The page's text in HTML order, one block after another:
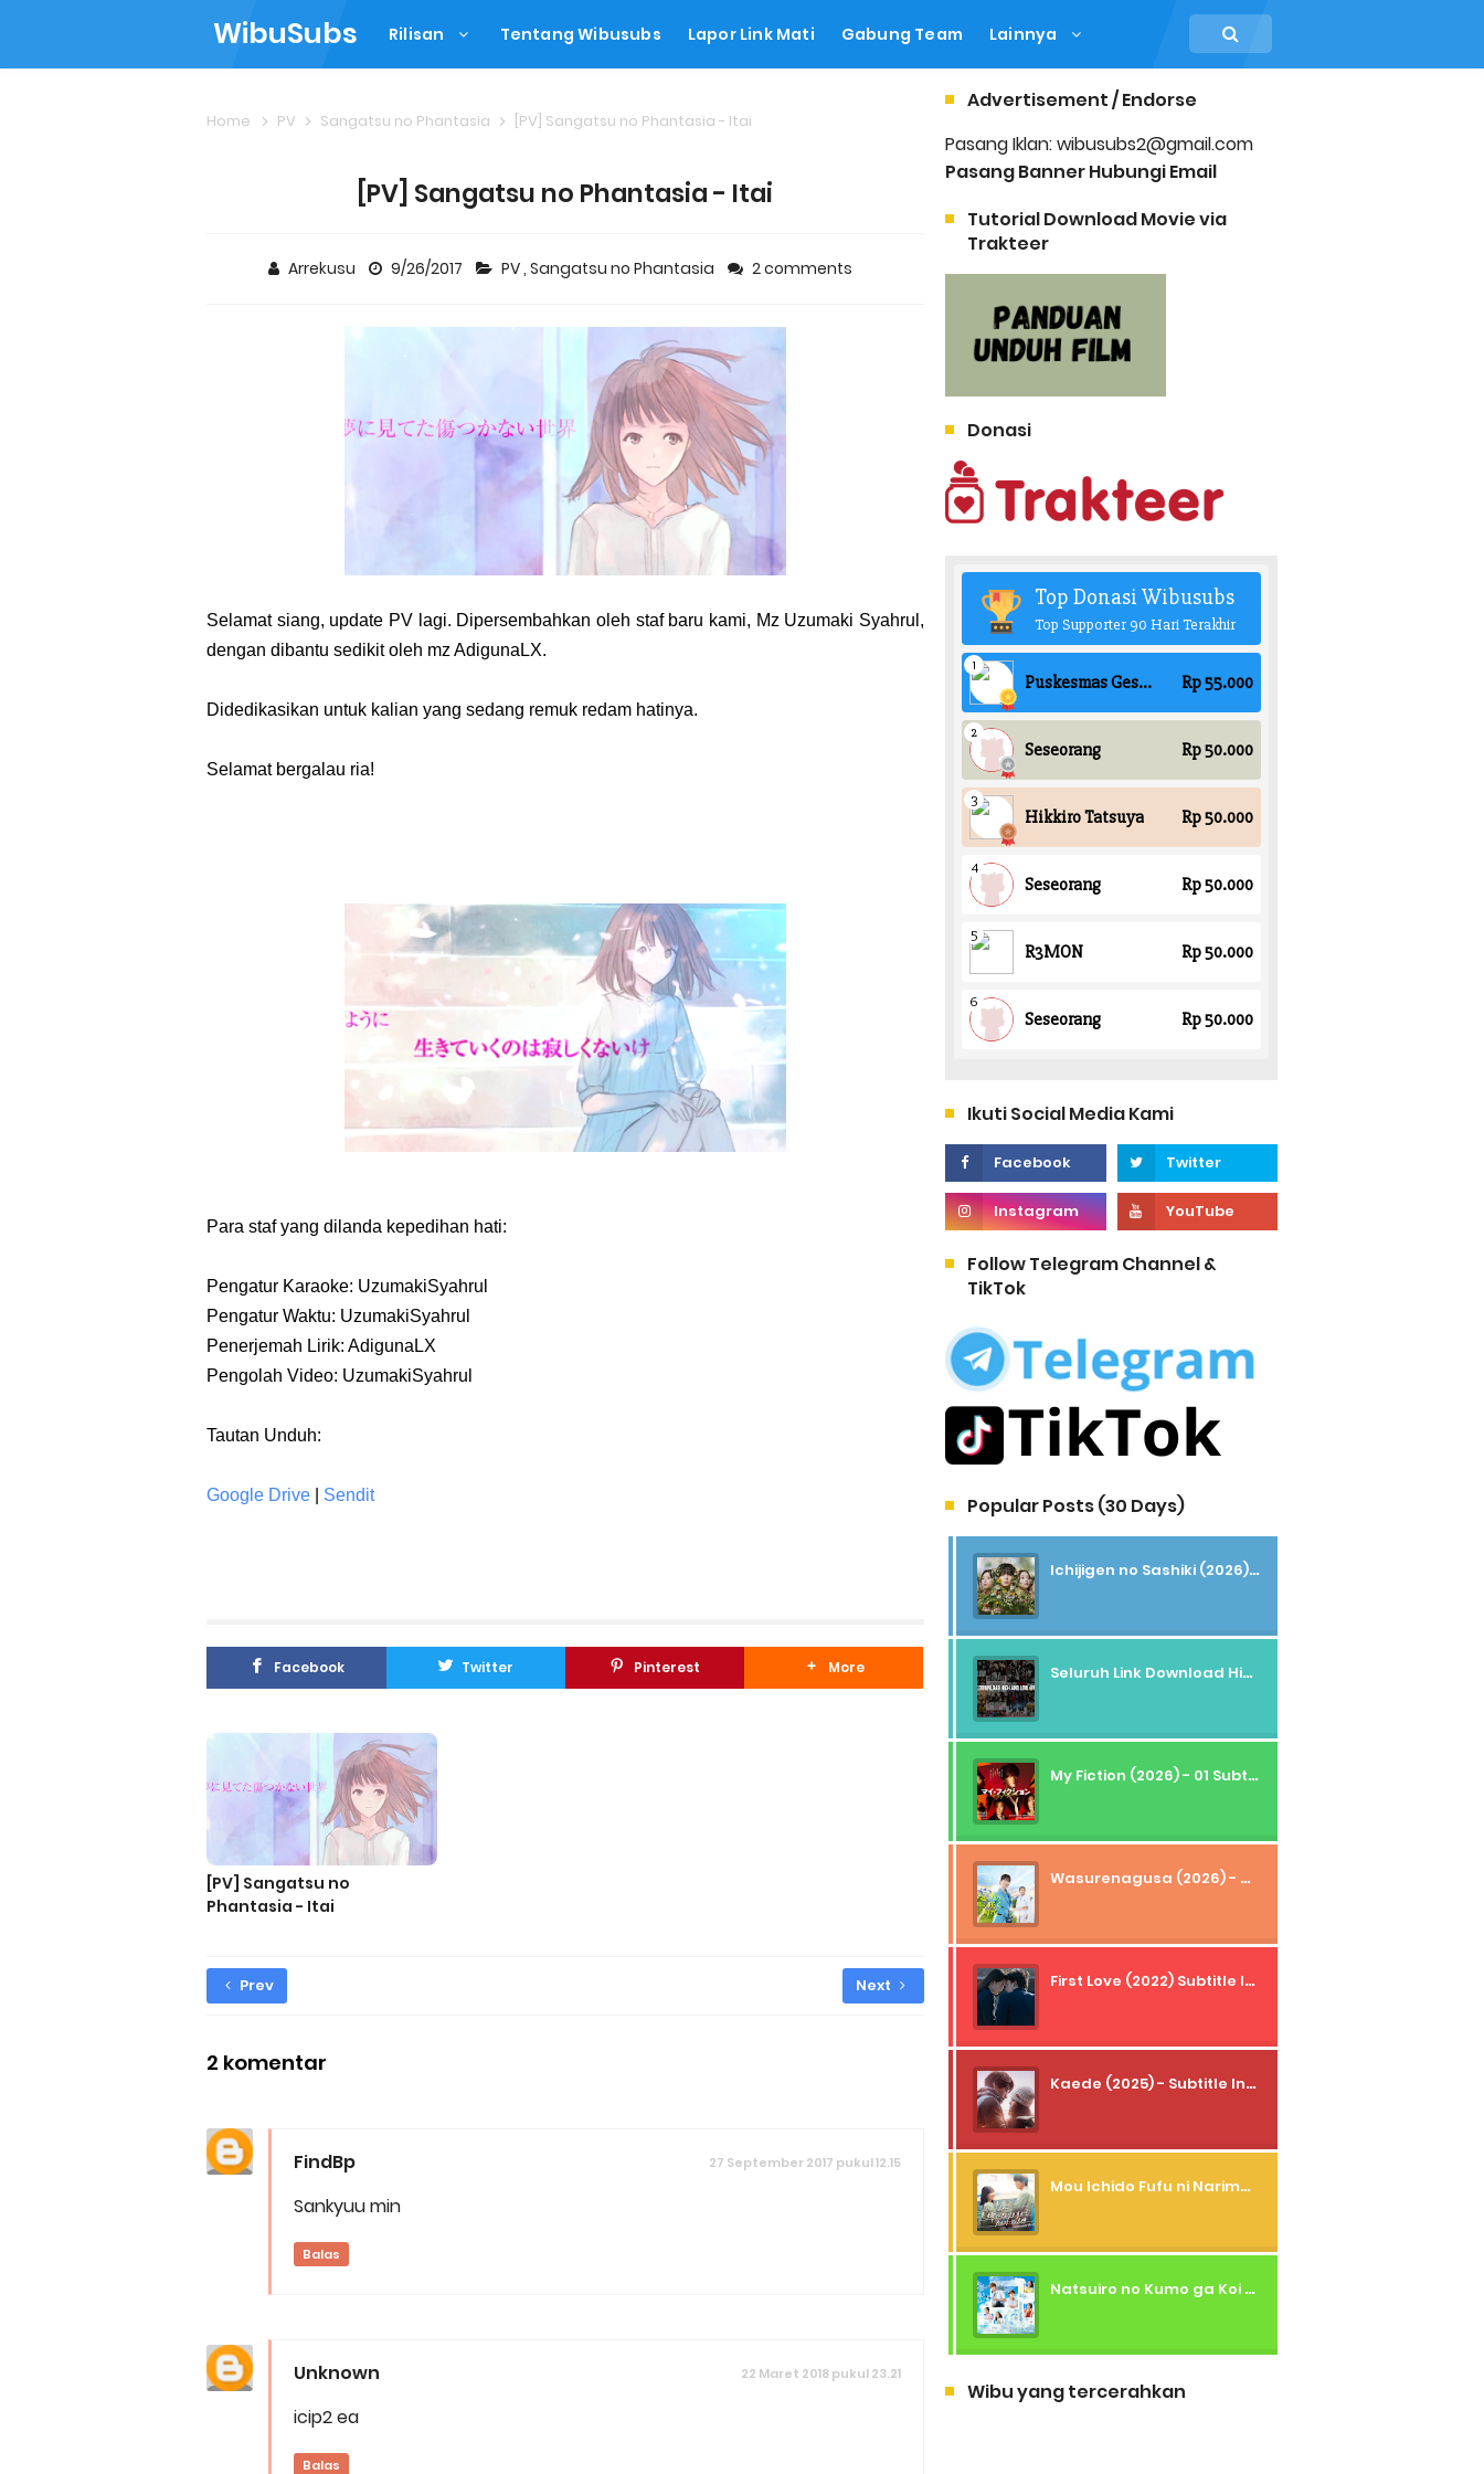
WibuSubs Rilisan Tentang Wibusubs Lapor Link Mati Gabung Team Lainnya
Home PV Sangatsu no Phantasia [PV] Sangatsu no Phantasia - Itai
[PV] Sangatsu no Phantasia - Itai
Arrekusu 9/26/2017 PV, Sangatsu no Phantasia 2 comments
Selamat siang, update PV lagi. Dipersembahkan oleh staf baru kami, Mz Uzumaki Syahrul,
dengan dibantu sedikit oleh mz AdigunaLX.
Didedikasikan untuk kalian yang sedang remuk redam hatinya.
Selamat bergalau ria!
Para staf yang dilanda kepedihan hati:
Pengatur Karaoke: UzumakiSyahrul
Pengatur Waktu: UzumakiSyahrul
Penerjemah Lirik: AdigunaLX
Pengolah Video: UzumakiSyahrul
Tautan Unduh:
Google Drive Sendit
Facebook Twitter Pinterest More
[PV] Sangatsu no
Phantasia - Itai
Prev Next
2 komentar
FindBp 27 September 2017 pukul 12.15
Sankyuu min
Balas
Unknown 22 Maret 2018 pukul 23.21
icip2 ea
Balas
Advertisement / Endorse
Pasang Iklan: wibusubs2@gmail.com
Pasang Banner Hubungi Email
Tutorial Download Movie via
Trakteer
Donasi
Ikuti Social Media Kami
Follow Telegram Channel &
TikTok
Popular Posts (30 Days)
Ichijigen no Sashiki (2026) - 01 Subtitle Indonesia
Seluruh Link Download High And Low Subtitle Indonesia
My Fiction (2026) - 01 Subtitle Indonesia
Wasurenagusa (2026) - 01+02 Subtitle Indonesia
First Love (2022) Subtitle Indonesia + Tanpa Iklan + Streaming + 1080p
Kaede (2025) - Subtitle Indonesia
Mou Ichido Fufu ni Narimasu ka? (2026) - 01 Subtitle Indonesia
Natsuiro no Kumo ga Koi to Arashi wo Makiokosu (2026) - 01 Subtitle Indonesia
Wibu yang tercerahkan